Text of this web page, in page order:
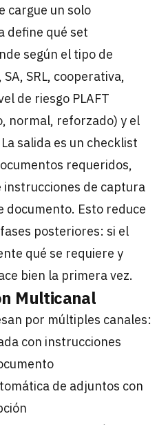
cargue un solo
define qué set
según el tipo de
SRL, cooperativa,
de riesgo PLAFT
normal, reforzado) y el
salida es un checklist
requeridos,
de captura
documento. Esto reduce
posteriores: si el
qué se requiere y
bien la primera vez.
Multicanal
por múltiples canales:
con instrucciones
de adjuntos con